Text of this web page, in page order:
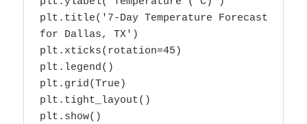
plt.title('7-Day Temperature Forecast
for Dallas, TX')
plt.xticks(rotation=45)
plt.legend()
plt.grid(True)
plt.tight_layout()
plt.show()